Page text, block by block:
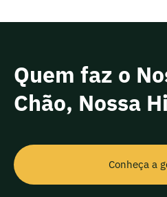
Quem faz o
Chão, Nossa
Conheça a